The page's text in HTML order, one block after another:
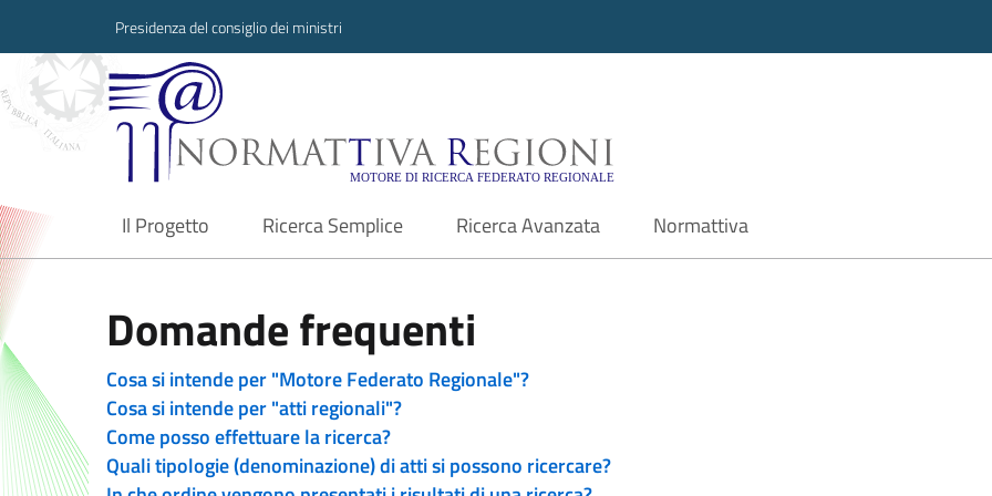
Presidenza del consiglio dei ministri
Normattiva Regioni - Motore di ricerca
Il Progetto
current Ricerca Semplice Ricerca Avanzata Normattiva
Domande frequenti
Cosa si intende per "Motore Federato Regionale"?
Cosa si intende per "atti regionali"?
Come posso effettuare la ricerca?
Quali tipologie (denominazione) di atti si possono ricercare?